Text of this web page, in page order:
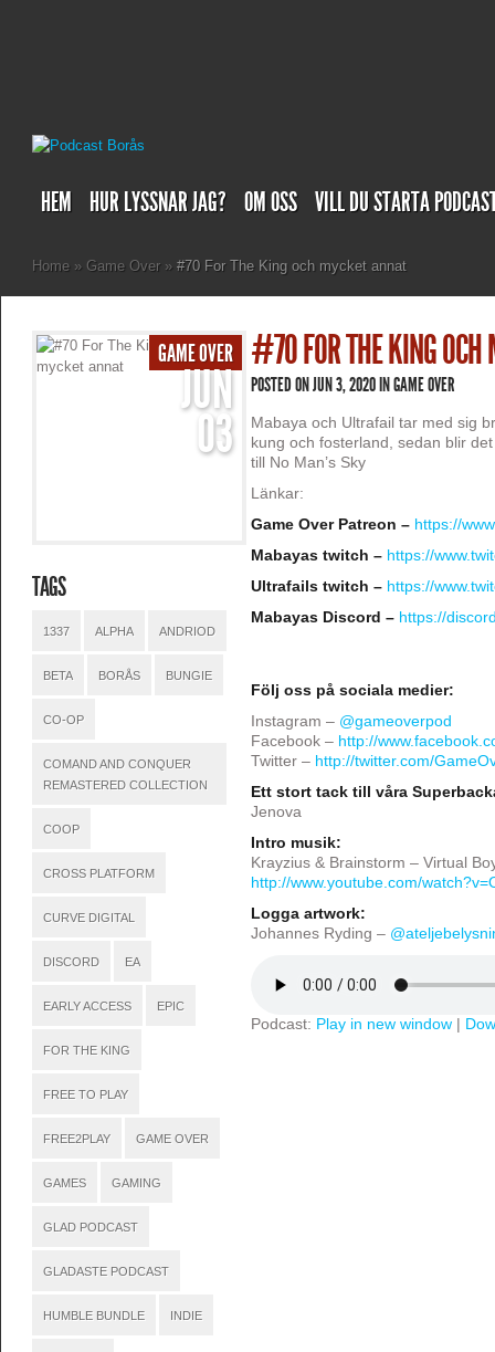
HEM HUR LYSSNAR JAG? OM OSS VILL DU STARTA
Home » Game Over » #70 For The King och mycket annat
GAME OVER
JUN
03
TAGS
1337 ALPHA ANDRIOD
BETA BORÅS BUNGIE
CO-OP
COMAND AND CONQUER
REMASTERED COLLECTION
COOP
CROSS PLATFORM
CURVE DIGITAL
DISCORD EA
EARLY ACCESS EPIC
FOR THE KING
FREE TO PLAY
FREE2PLAY GAME OVER
GAMES GAMING
GLAD PODCAST
GLADASTE PODCAST
HUMBLE BUNDLE INDIE
#70 FOR THE KING OCH
POSTED ON JUN 3, 2020 INGAME OVER
Mabaya och Ultrafail tar med sig
kung och fosterland, sedan blir
till No Man’s Sky
Länkar:
Game Over Patreon – https://
Mabayas twitch – https://
Ultrafails twitch – https://
Mabayas Discord – https://
Följ oss på sociala medier:
Instagram – @gameoverpod
Facebook – http://
Twitter – http://twitter.com/
Ett stort tack till våra
Jenova
Intro musik:
Krayzius & Brainstorm – Virtual
http://www.youtube.com/
Logga artwork:
Johannes Ryding –
Podcast: Play in new window|